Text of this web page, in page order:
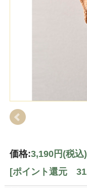
価格:3,190円 (税込)
[ポイント還元 31